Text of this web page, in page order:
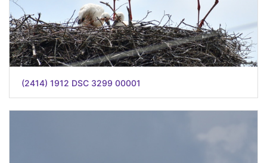
(2414) 1912 DSC 3299 00001